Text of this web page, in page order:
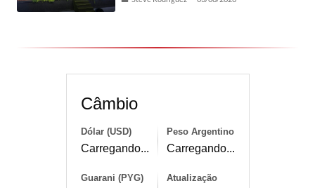
Câmbio
Dólar (USD)
Carregando...
Peso Argentino
Carregando...
Guarani (PYG) Atualização